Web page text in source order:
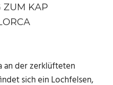
ZUM KAP
an der zerklüfteten
sich ein Lochfelsen,